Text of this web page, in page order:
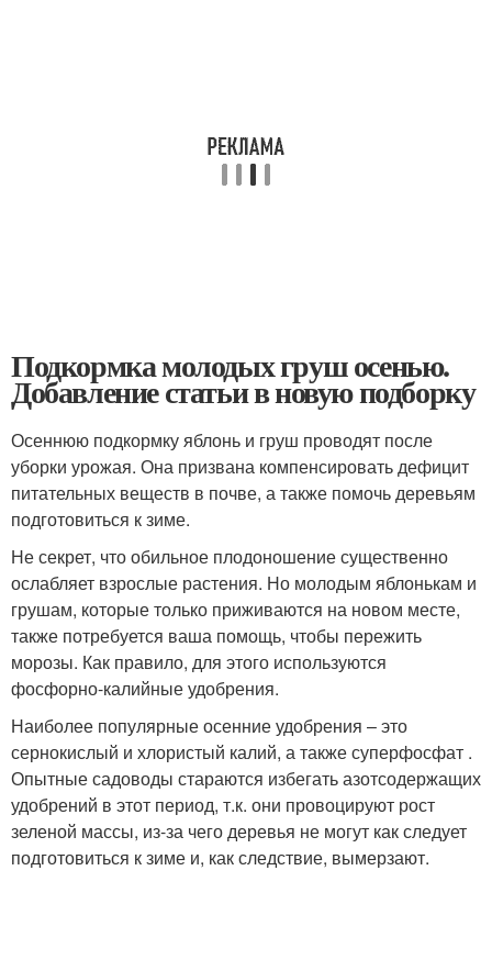
Подкормка молодых груш осенью.
Добавление статьи в новую подборку
Осеннюю подкормку яблонь и груш проводят после
уборки урожая. Она призвана компенсировать дефицит
питательных веществ в почве, а также помочь деревьям
подготовиться к зиме.
Не секрет, что обильное плодоношение существенно
ослабляет взрослые растения. Но молодым яблонькам и
грушам, которые только приживаются на новом месте,
также потребуется ваша помощь, чтобы пережить
морозы. Как правило, для этого используются
фосфорно-калийные удобрения.
Наиболее популярные осенние удобрения – это
сернокислый и хлористый калий, а также суперфосфат .
Опытные садоводы стараются избегать азотсодержащих
удобрений в этот период, т.к. они провоцируют рост
зеленой массы, из-за чего деревья не могут как следует
подготовиться к зиме и, как следствие, вымерзают.